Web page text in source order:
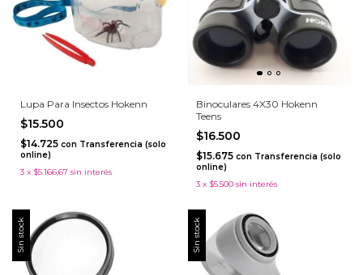
Lupa Para Insectos Hokenn
$15.500
$14.725 con Transferencia (solo
online)
3 x $5.166,67 sin interés
Binoculares 4X30 Hokenn
Teens
$16.500
$15.675 con Transferencia (solo
online)
3 x $5.500 sin interés
Sin stock Sin stock